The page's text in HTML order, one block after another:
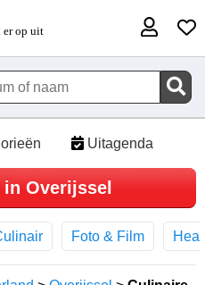
Uitagenda
Overijssel
Foto & Film